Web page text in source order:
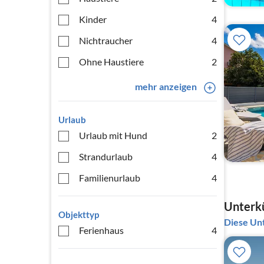
Kinder
4
Nichtraucher
4
Ohne Haustiere
2
mehr anzeigen
Urlaub
Urlaub mit Hund
2
Strandurlaub
4
Familienurlaub
4
Objekttyp
Ferienhaus 4
Diese